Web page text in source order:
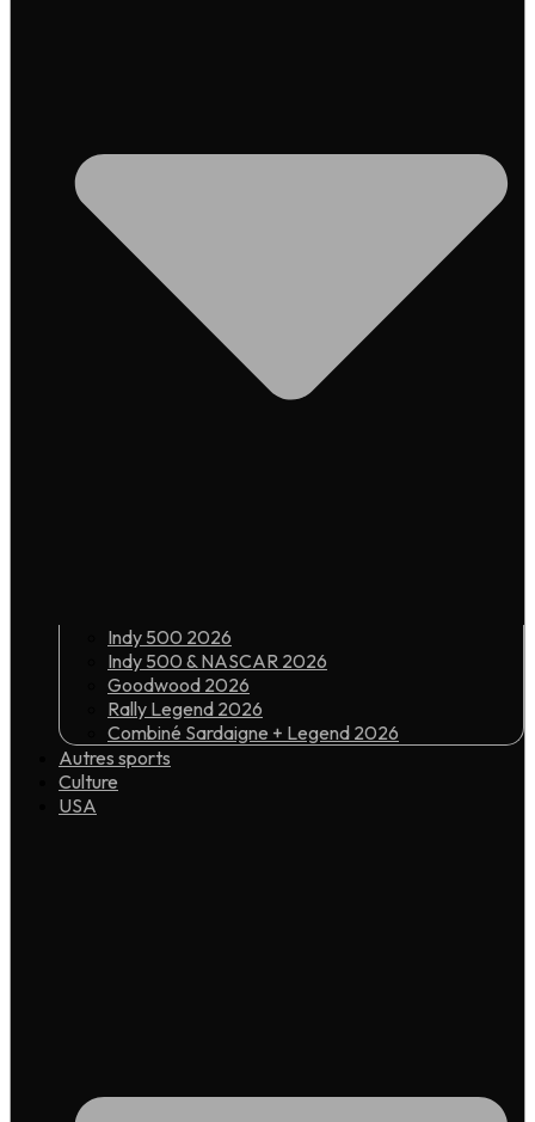
Indy 500 2026
Indy 500 & NASCAR 2026
Goodwood 2026
Rally Legend 2026
Combiné Sardaigne + Legend 2026
Autres sports
Culture
USA